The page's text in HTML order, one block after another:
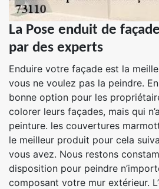
La Pose enduit de
par des experts
Enduire votre façade est la
vous ne voulez pas la peindre.
bonne option pour les
colorer leurs façades, mais qui
peinture. les couvertures
le meilleur produit pour cela
vous avez. Nous restons
disposition pour peindre
composant votre mur extérieur.